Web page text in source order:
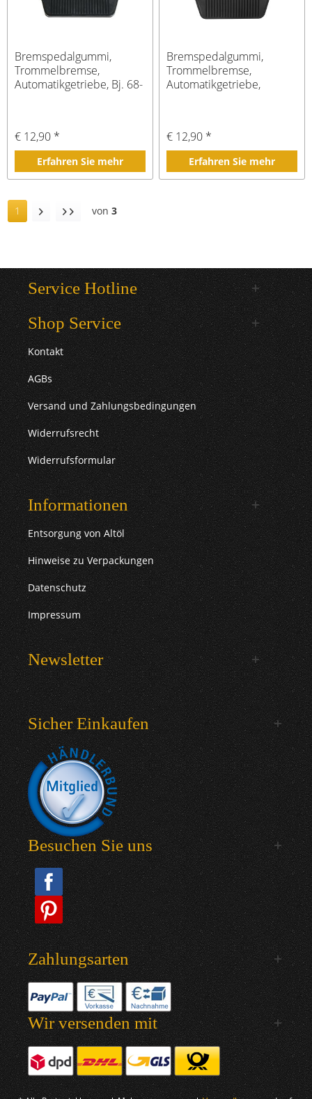
Bremspedalgummi,
Trommelbremse,
Automatikgetriebe, Bj. 68-
€ 12,90 *
Erfahren Sie mehr
Bremspedalgummi,
Trommelbremse,
Automatikgetriebe,
€ 12,90 *
Erfahren Sie mehr
1 von 3
Service Hotline
Shop Service
Kontakt
AGBs
Versand und Zahlungsbedingungen
Widerrufsrecht
Widerrufsformular
Informationen
Entsorgung von Altöl
Hinweise zu Verpackungen
Datenschutz
Impressum
Newsletter
Sicher Einkaufen
Besuchen Sie uns
Zahlungsarten
Wir versenden mit